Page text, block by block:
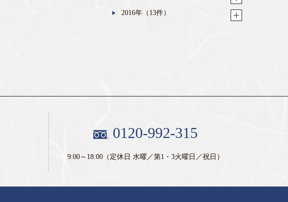
2016年（13件）
0120-992-315
9:00～18:00 （定休日 水曜／第1・3火曜日／祝日）